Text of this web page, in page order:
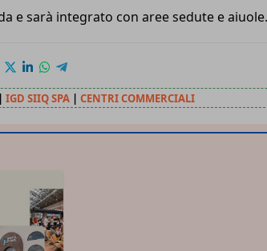
e sarà integrato con aree sedute e
| IGD SIIQ SPA | CENTRI COMMERCIALI